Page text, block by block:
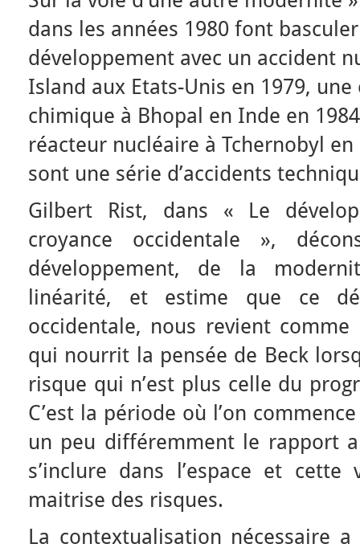
dans les années 1980 font
développement avec un accident
Island aux Etats-Unis en 1979, une
chimique à Bhopal en Inde en
réacteur nucléaire à Tchernobyl
sont une série d’accidents
Gilbert Rist, dans « Le
croyance occidentale »,
développement, de la
linéarité, et estime que ce
occidentale, nous revient comme
qui nourrit la pensée de Beck
risque qui n’est plus celle du
C’est la période où l’on
un peu différemment le rapport
s’inclure dans l’espace et
maitrise des risques.
La contextualisation nécessaire